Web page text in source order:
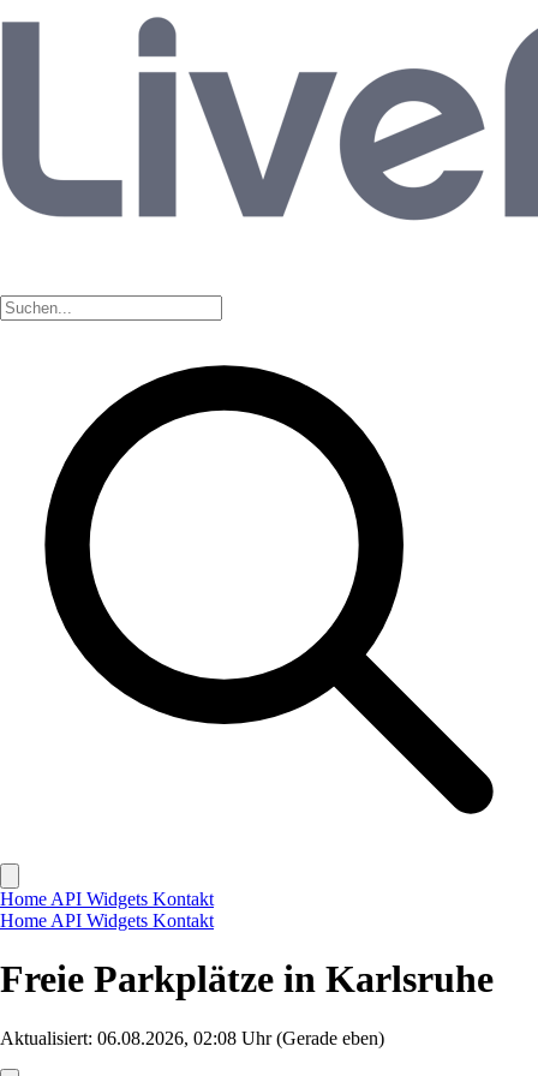
Home API Widgets Kontakt
Home API Widgets Kontakt
Freie Parkplätze in Karlsruhe
Aktualisiert: 06.08.2026, 02:08 Uhr(Gerade eben)